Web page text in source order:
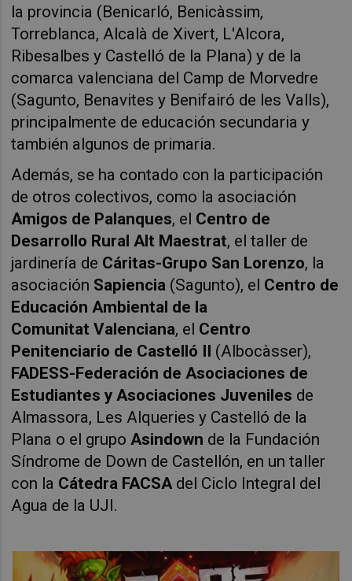
la provincia (Benicarló, Benicàssim,
Torreblanca, Alcalà de Xivert, L'Alcora,
Ribesalbes y Castelló de la Plana) y de la
comarca valenciana del Camp de Morvedre
(Sagunto, Benavites y Benifairó de les Valls),
principalmente de educación secundaria y
también algunos de primaria.
Además, se ha contado con la participación
de otros colectivos, como la asociación
Amigos de Palanques, el Centro de
Desarrollo Rural Alt Maestrat, el taller de
jardinería de Cáritas-Grupo San Lorenzo, la
asociación Sapiencia (Sagunto), el Centro de
Educación Ambiental de la
Comunitat Valenciana, el Centro
Penitenciario de Castelló II (Albocàsser),
FADESS-Federación de Asociaciones de
Estudiantes y Asociaciones Juveniles de
Almassora, Les Alqueries y Castelló de la
Plana o el grupo Asindown de la Fundación
Síndrome de Down de Castellón, en un taller
con la Cátedra FACSA del Ciclo Integral del
Agua de la UJI.